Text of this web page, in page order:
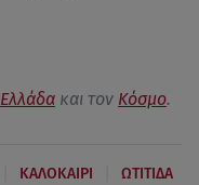
Ελλάδα και τον Κόσμο.
ΚΑΛΟΚΑΙΡΙ ΩΤΙΤΙΔΑ